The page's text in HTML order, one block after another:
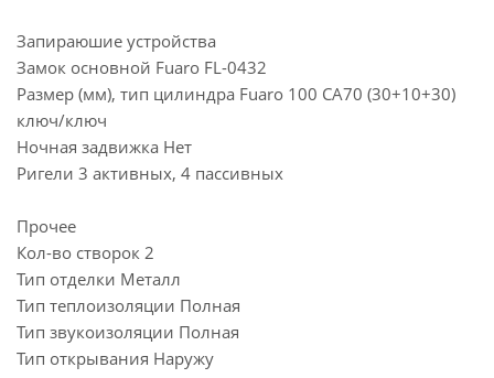
Запираюшие устройства
Замок основной Fuaro FL-0432
Размер (мм), тип цилиндра Fuaro 100 CA70 (30+10+30)
ключ/ключ
Ночная задвижка Нет
Ригели 3 активных, 4 пассивных
Прочее
Кол-во створок 2
Тип отделки Металл
Тип теплоизоляции Полная
Тип звукоизоляции Полная
Тип открывания Наружу